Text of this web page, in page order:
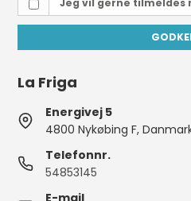
Jeg vil gerne tilmeldes
La Friga
Energivej 5
4800 Nykøbing F,
Telefonnr.
54853145
E-mail